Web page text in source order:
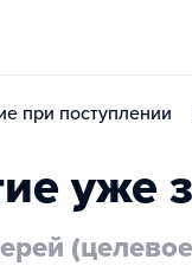
при поступлении
уже